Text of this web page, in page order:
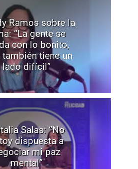
Ramos sobre la
“La gente se
con lo bonito,
también tiene un
lado difícil”
Salas: “No
dispuesta a
mi paz
mental”